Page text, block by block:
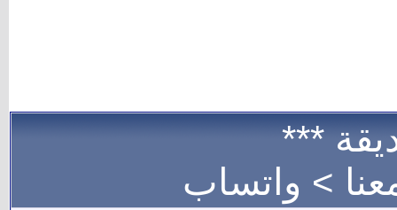
***
> واتساب